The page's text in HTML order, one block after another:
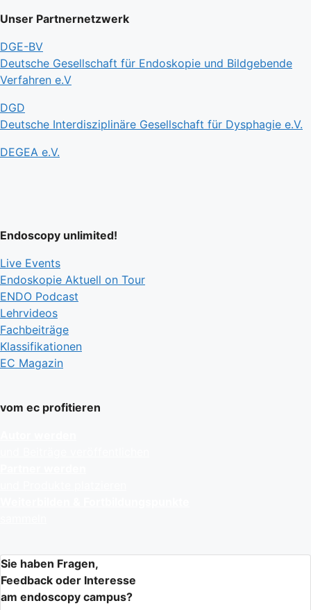
Unser Partnernetzwerk
DGE-BV
Deutsche Gesellschaft für Endoskopie und Bildgebende
Verfahren e.V
DGD
Deutsche Interdisziplinäre Gesellschaft für Dysphagie e.V.
DEGEA e.V.
Endoscopy unlimited!
Live Events
Endoskopie Aktuell on Tour
ENDO Podcast
Lehrvideos
Fachbeiträge
Klassifikationen
EC Magazin
vom ec profitieren
Sie haben Fragen,
Feedback oder Interesse
am endoscopy campus?